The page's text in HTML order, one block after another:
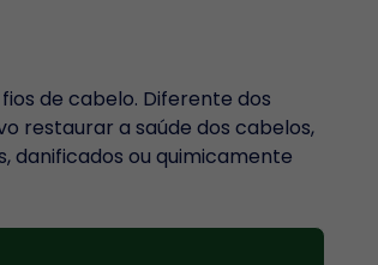
de cabelo. Diferente dos
restaurar a saúde dos cabelos,
danificados ou quimicamente